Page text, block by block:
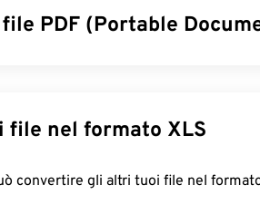
PDF (Portable
utilizzati oggi. Il motivo per
la formattazione originale del
Converti altri file nel formato XLS